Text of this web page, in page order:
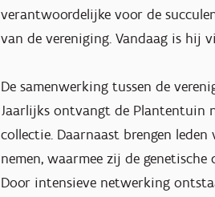
verantwoordelijke voor de
van de vereniging. Vandaag is hij
De samenwerking tussen de
Jaarlijks ontvangt de Plantentuin
collectie. Daarnaast brengen
nemen, waarmee zij de
Door intensieve netwerking